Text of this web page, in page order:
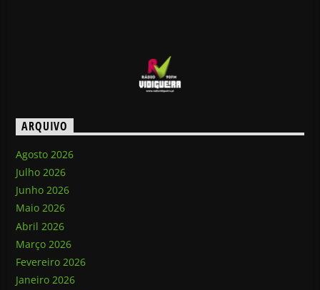
ARQUIVO
Agosto 2026
Julho 2026
Junho 2026
Maio 2026
Abril 2026
Março 2026
Fevereiro 2026
Janeiro 2026